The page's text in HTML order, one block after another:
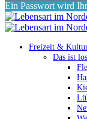
Ein Passwort wird
Freizeit &
Das ist los